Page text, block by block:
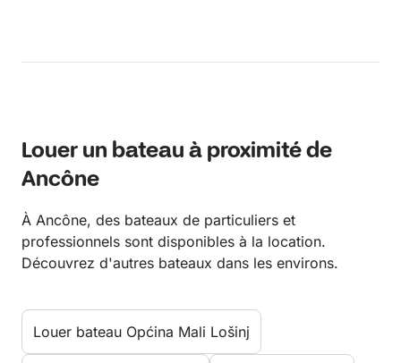
Louer un bateau à proximité de
Ancône
À Ancône, des bateaux de particuliers et
professionnels sont disponibles à la location.
Découvrez d'autres bateaux dans les environs.
Louer bateau Općina Mali Lošinj